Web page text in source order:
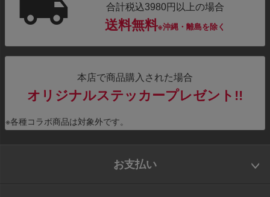
合計税込3980円以上の場合
送料無料※沖縄・離島を除く
本店で商品購入された場合
オリジナルステッカープレゼント!!
※各種コラボ商品は対象外です。
お支払い